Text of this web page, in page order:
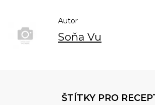
Autor
Soňa Vu
ŠTÍTKY PRO